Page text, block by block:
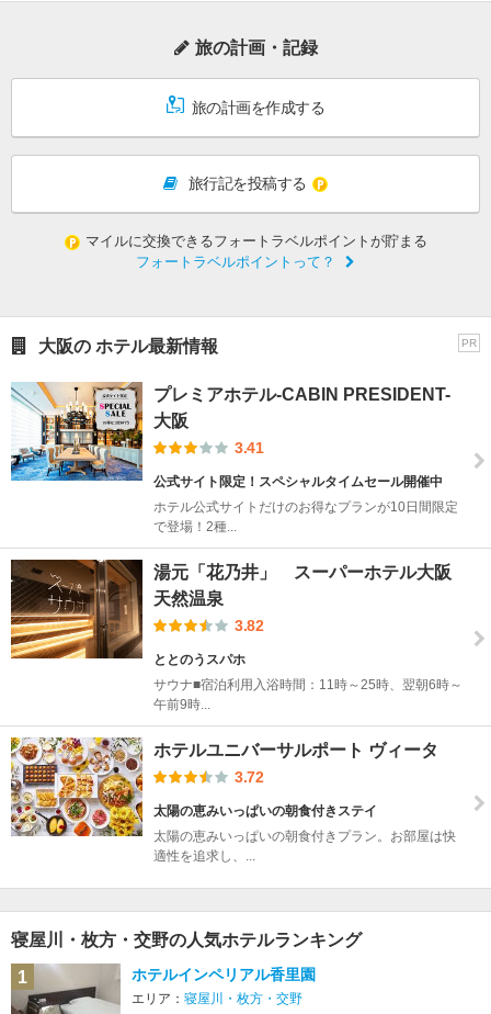
旅の計画・記録
旅の計画を作成する
旅行記を投稿する
マイルに交換できるフォートラベルポイントが貯まる
フォートラベルポイントって？
PR
大阪の ホテル最新情報
プレミアホテル-CABIN PRESIDENT-
大阪
3.41
公式サイト限定！スペシャルタイムセール開催中
ホテル公式サイトだけのお得なプランが10日間限定
で登場！2種...
湯元「花乃井」 スーパーホテル大阪
天然温泉
3.82
ととのうスパホ
サウナ■宿泊利用入浴時間：11時～25時、翌朝6時～
午前9時...
ホテルユニバーサルポート ヴィータ
3.72
太陽の恵みいっぱいの朝食付きステイ
太陽の恵みいっぱいの朝食付きプラン。お部屋は快
適性を追求し、...
寝屋川・枚方・交野の人気ホテルランキング
1
ホテルインペリアル香里園
エリア： 寝屋川・枚方・交野